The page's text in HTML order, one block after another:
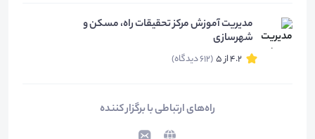
مدیریت آموزش مرکز تحقیقات راه، مسکن و
شهرسازی
4.2 از 5 (612 دیدگاه)
راه‌های ارتباطی با برگزار کننده